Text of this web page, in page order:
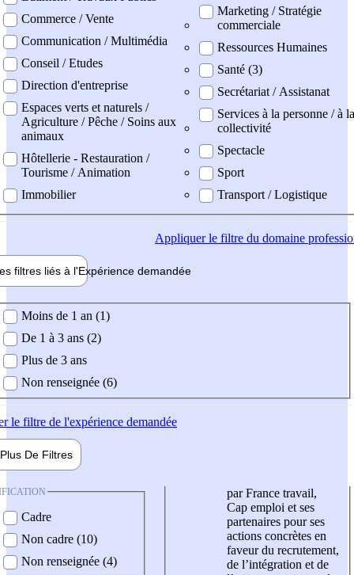
Commerce / Vente
Communication / Multimédia
Conseil / Etudes
Direction d'entreprise
Espaces verts et naturels /
Agriculture / Pêche / Soins aux
animaux
Hôtellerie - Restauration /
Tourisme / Animation
Immobilier
Marketing / Stratégie
commerciale
Ressources Humaines
Santé (3)
Secrétariat / Assistanat
Services à la personne / à la
collectivité
Spectacle
Sport
Transport / Logistique
Appliquerle filtre du domaine
filtres liés à l'Expérience demandée
demandée
Moins de 1 an (1)
De 1 à 3 ans (2)
Plus de 3 ans
Non renseignée (6)
le filtre de l'expérience demandée
Plus De Filtres
Cadre
Non cadre (10)
Non renseignée (4)
par France travail,
Cap emploi et ses
partenaires pour ses
actions concrètes en
faveur du recrutement,
de l’intégration et de